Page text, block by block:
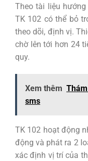
Theo tài liệu
TK 102 có thể bỏ
theo dõi, định vị.
chờ lên tới hơn 24
quy.
Xem thêm
sms
TK 102 hoạt động
động và phát ra 2
xác định vị trí của